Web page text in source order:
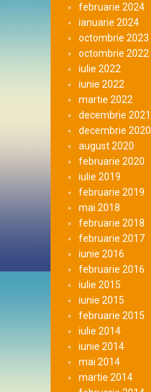
februarie 2024
ianuarie 2024
octombrie 2023
octombrie 2022
iulie 2022
iunie 2022
martie 2022
decembrie 2021
decembrie 2020
august 2020
februarie 2020
iulie 2019
februarie 2019
mai 2018
februarie 2018
februarie 2017
iunie 2016
februarie 2016
iulie 2015
iunie 2015
februarie 2015
iulie 2014
iunie 2014
mai 2014
martie 2014